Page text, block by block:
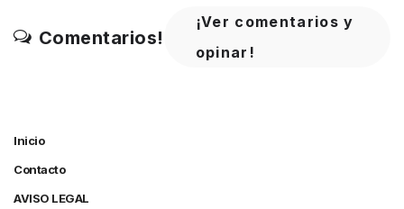
Comentarios!
¡Ver comentarios y
opinar!
Inicio
Contacto
AVISO LEGAL